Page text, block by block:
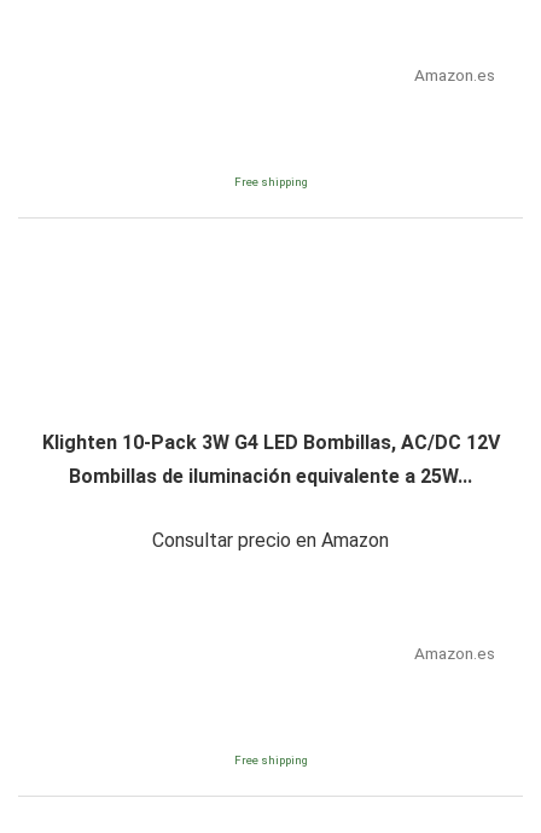
Amazon.es
Free shipping
Klighten 10-Pack 3W G4 LED Bombillas, AC/DC 12V
Bombillas de iluminación equivalente a 25W...
Consultar precio en Amazon
Amazon.es
Free shipping